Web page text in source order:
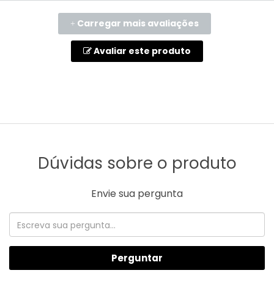
+ Carregar mais avaliações
Avaliar este produto
Dúvidas sobre o produto
Envie sua pergunta
Perguntar